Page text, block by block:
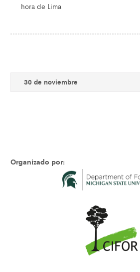
hora de Lima
30 de noviembre
Organizado por: